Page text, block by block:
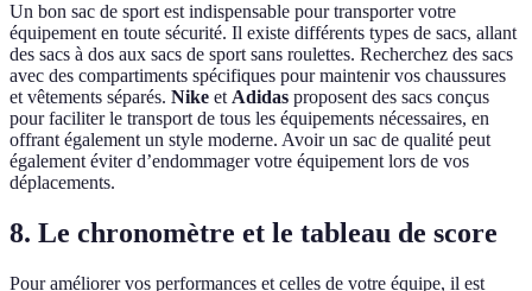
Un bon sac de sport est indispensable pour transporter votre
équipement en toute sécurité. Il existe différents types de sacs, allant
des sacs à dos aux sacs de sport sans roulettes. Recherchez des sacs
avec des compartiments spécifiques pour maintenir vos chaussures
et vêtements séparés. Nike et Adidas proposent des sacs conçus
pour faciliter le transport de tous les équipements nécessaires, en
offrant également un style moderne. Avoir un sac de qualité peut
également éviter d’endommager votre équipement lors de vos
déplacements.
8. Le chronomètre et le tableau de score
Pour améliorer vos performances et celles de votre équipe, il est